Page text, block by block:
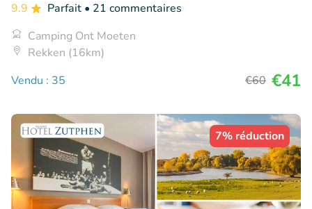
9.9 Parfait • 21 commentaires
Camping Ont Moeten
Rekken (16km)
Vendu : 35
€60 €41
7% réduction